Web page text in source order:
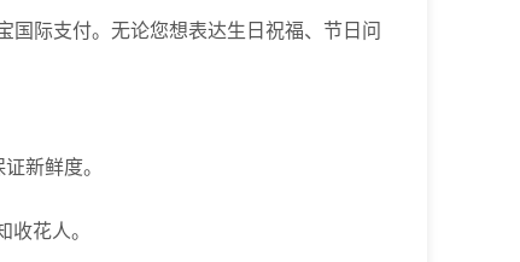
国际支付。无论您想表达生日祝福、节日问
新鲜度。
收花人。